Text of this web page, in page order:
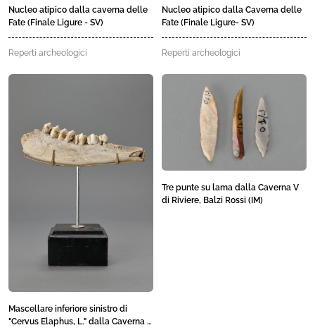
Nucleo atipico dalla caverna delle
Fate (Finale Ligure - SV)
Reperti archeologici
Nucleo atipico dalla Caverna delle
Fate (Finale Ligure- SV)
Reperti archeologici
Mascellare inferiore sinistro di
"Cervus Elaphus, L." dalla Caverna V
Tre punte su lama dalla Caverna V
di Riviere, Balzi Rossi (IM)